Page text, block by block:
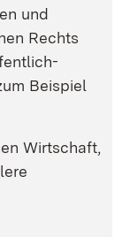
und
Rechts
Beispiel
Wirtschaft,